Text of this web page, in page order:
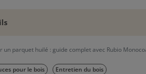
parquet huilé : guide complet avec Rubio
pour le bois Entretien du bois